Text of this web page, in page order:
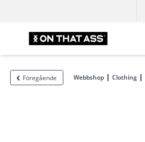
Föregående Webbshop Clothing